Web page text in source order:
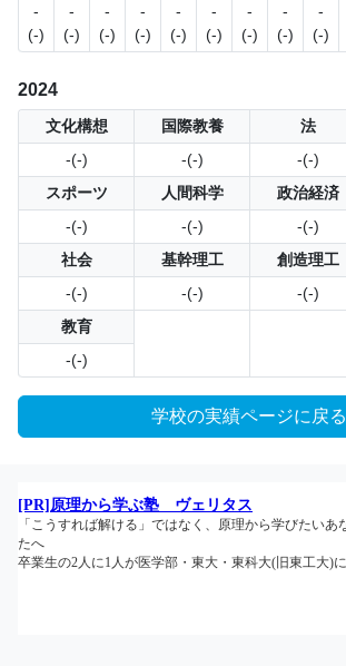
-
(-)
-
(-)
-
(-)
-
(-)
-
(-)
-
(-)
-
(-)
-
(-)
-
(-)
2024
文化構想 国際教養 法
-(-)
-(-) -(-)
スポーツ
人間科学 政治経済
-(-)
-(-) -(-)
社会
基幹理工 創造理工
-(-)
-(-) -(-)
教育
-(-)
学校の実績ページに戻る